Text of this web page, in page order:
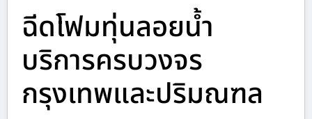
ฉีดโฟมทุ่นลอยน้ำ
บริการครบวงจร
กรุงเทพและปริมณฑล